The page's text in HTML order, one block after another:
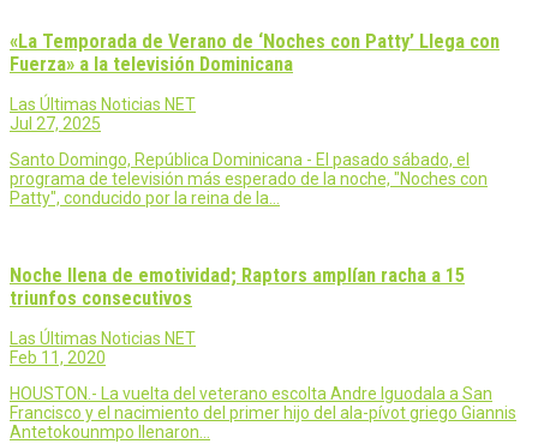
«La Temporada de Verano de ‘Noches con Patty’ Llega con
Fuerza» a la televisión Dominicana
Las Últimas Noticias NET
Jul 27, 2025
Santo Domingo, República Dominicana - El pasado sábado, el
programa de televisión más esperado de la noche, "Noches con
Patty", conducido por la reina de la…
Noche llena de emotividad; Raptors amplían racha a 15
triunfos consecutivos
Las Últimas Noticias NET
Feb 11, 2020
HOUSTON.- La vuelta del veterano escolta Andre Iguodala a San
Francisco y el nacimiento del primer hijo del ala-pívot griego Giannis
Antetokounmpo llenaron…